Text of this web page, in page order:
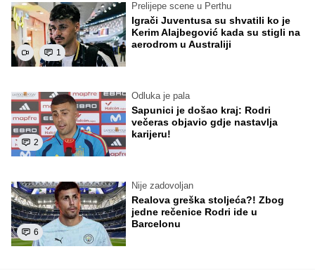
1
Prelijepe scene u Perthu
Igrači Juventusa su shvatili ko je
Kerim Alajbegović kada su stigli na
aerodrom u Australiji
2
Odluka je pala
Sapunici je došao kraj: Rodri
večeras objavio gdje nastavlja
karijeru!
6
Nije zadovoljan
Realova greška stoljeća?! Zbog
jedne rečenice Rodri ide u
Barcelonu